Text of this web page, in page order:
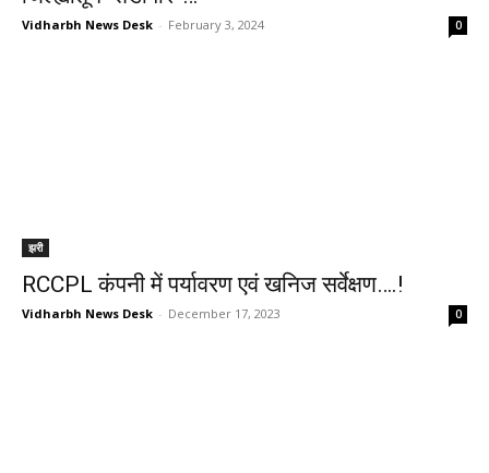
Vidharbh News Desk - February 3, 2024 0
झरी
RCCPL कंपनी में पर्यावरण एवं खनिज सर्वेक्षण….!
Vidharbh News Desk - December 17, 2023 0